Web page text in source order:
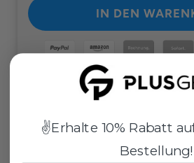
IN DEN
✌️Erhalte 10% Rabatt
Bestellung!